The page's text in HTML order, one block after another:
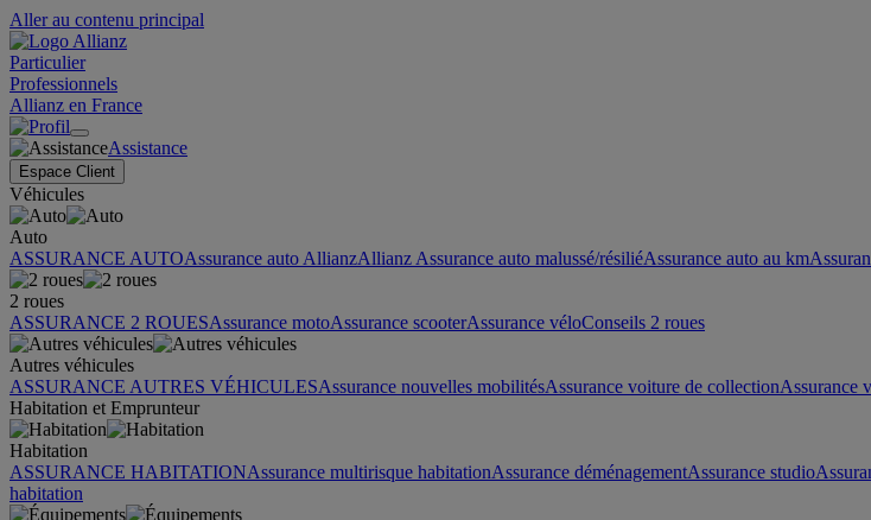
Aller au contenu principal
Particulier
Professionnels
Allianz en France
Assistance
Espace Client
Véhicules
Auto
ASSURANCE AUTOAssurance auto AllianzAllianz Assurance auto malussé/résiliéAssurance auto au km
2 roues
ASSURANCE 2 ROUESAssurance motoAssurance scooterAssurance véloConseils 2 roues
Autres véhicules
ASSURANCE AUTRES VÉHICULESAssurance nouvelles mobilitésAssurance voiture de collectionAssurance
Habitation et Emprunteur
Habitation
ASSURANCE HABITATIONAssurance multirisque habitationAssurance déménagementAssurance studio
habitation